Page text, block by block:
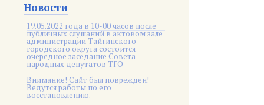
Новости
19.05.2022 года в 10-00 часов после
публичных слушаний в актовом зале
администрации Тайгинского
городского округа состоится
очередное заседание Совета
народных депутатов ТГО
Внимание! Сайт был поврежден!
Ведутся работы по его
восстановлению.